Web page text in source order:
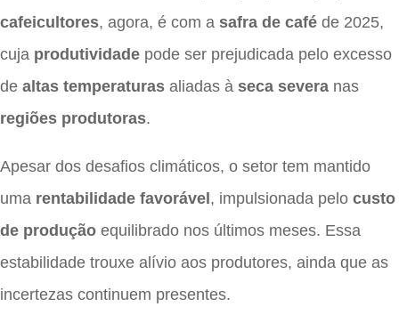
cafeicultores, agora, é com a safra de café de 2025,
cuja produtividade pode ser prejudicada pelo excesso
de altas temperaturas aliadas à seca severa nas
regiões produtoras.
Apesar dos desafios climáticos, o setor tem mantido
uma rentabilidade favorável, impulsionada pelo custo
de produção equilibrado nos últimos meses. Essa
estabilidade trouxe alívio aos produtores, ainda que as
incertezas continuem presentes.